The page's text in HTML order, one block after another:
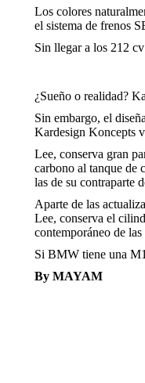
Los colores
el sistema de frenos
Sin llegar a los 212
¿Sueño o realidad?
Sin embargo, el
Kardesign Koncepts
Lee, conserva gran
carbono al tanque de
las de su contraparte
Aparte de las
Lee, conserva el
contemporáneo de las
Si BMW tiene una
By MAYAM